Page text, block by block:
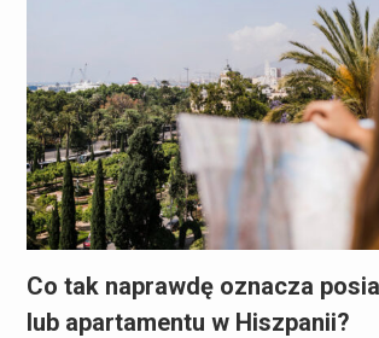
Co tak naprawdę oznacza
lub apartamentu w Hiszpanii?